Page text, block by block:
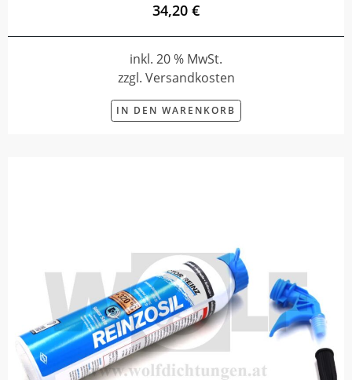
34,20 €
inkl. 20 % MwSt.
zzgl. Versandkosten
IN DEN WARENKORB